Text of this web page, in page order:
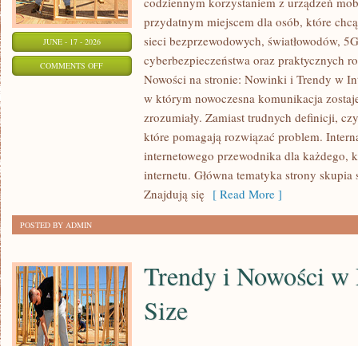
JUNE - 17 - 2026
COMMENTS OFFON
PORADNIKI
UŻYTKOWNIKA
przydatnym miejscem dla osób, które
sieci bezprzewodowych, światłowodów,
cyberbezpieczeństwa oraz praktycznych
Nowości na stronie: Nowinki i Trendy w
w którym nowoczesna komunikacja
zrozumiały. Zamiast trudnych definicji,
które pomagają rozwiązać problem.
internetowego przewodnika dla każdego,
internetu. Główna tematyka strony
Znajdują się [ Read More ]
POSTED BY ADMIN
Trendy i Nowości w
Size